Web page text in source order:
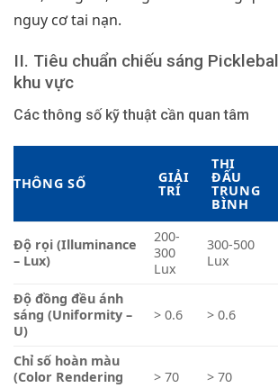
nguy cơ tai nạn.
II. Tiêu chuẩn chiếu sáng
khu vực
Các thông số kỹ thuật cần quan tâm
THÔNG SỐ GIẢI
TRÍ
THI
ĐẤU
TRUNG
BÌNH
Độ rọi (Illuminance
– Lux)
200-
300
Lux
300-500
Lux
Độ đồng đều ánh
sáng (Uniformity –
U)
> 0.6 > 0.6
Chỉ số hoàn màu
(Color Rendering
> 70 > 70